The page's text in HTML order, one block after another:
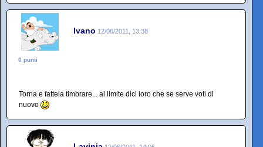
Ivano 12/06/2011, 13:38
0 punti
Torna e fattela timbrare... al limite dici loro che se serve voti di
nuovo